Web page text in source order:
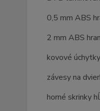
0,5 mm ABS
2 mm ABS
kovové úchytky
závesy na
horné skrinky